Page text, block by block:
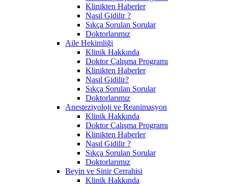
Klinikten Haberler
Nasıl Gidilir ?
Sıkça Sorulan Sorular
Doktorlarımız
Aile Hekimliği
Klinik Hakkında
Doktor Çalışma Programı
Klinikten Haberler
Nasıl Gidilir?
Sıkça Sorulan Sorular
Doktorlarımız
Anesteziyoloji ve Reanimasyon
Klinik Hakkında
Doktor Çalışma Programı
Klinikten Haberler
Nasıl Gidilir ?
Sıkça Sorulan Sorular
Doktorlarımız
Beyin ve Sinir Cerrahisi
Klinik Hakkında